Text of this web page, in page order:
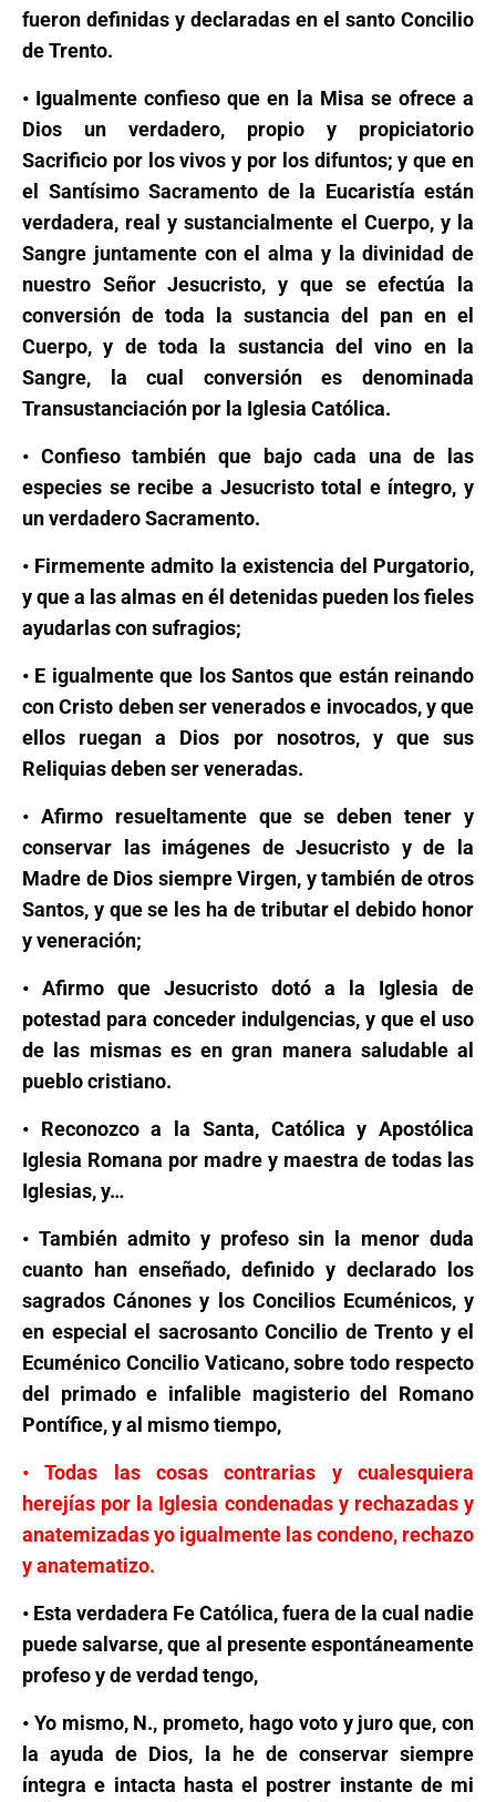
fueron definidas y declaradas en el santo Concilio
de Trento.
• Igualmente confieso que en la Misa se ofrece a
Dios un verdadero, propio y propiciatorio
Sacrificio por los vivos y por los difuntos; y que en
el Santísimo Sacramento de la Eucaristía están
verdadera, real y sustancialmente el Cuerpo, y la
Sangre juntamente con el alma y la divinidad de
nuestro Señor Jesucristo, y que se efectúa la
conversión de toda la sustancia del pan en el
Cuerpo, y de toda la sustancia del vino en la
Sangre, la cual conversión es denominada
Transustanciación por la Iglesia Católica.
• Confieso también que bajo cada una de las
especies se recibe a Jesucristo total e íntegro, y
un verdadero Sacramento.
• Firmemente admito la existencia del Purgatorio,
y que a las almas en él detenidas pueden los fieles
ayudarlas con sufragios;
• E igualmente que los Santos que están reinando
con Cristo deben ser venerados e invocados, y que
ellos ruegan a Dios por nosotros, y que sus
Reliquias deben ser veneradas.
• Afirmo resueltamente que se deben tener y
conservar las imágenes de Jesucristo y de la
Madre de Dios siempre Virgen, y también de otros
Santos, y que se les ha de tributar el debido honor
y veneración;
• Afirmo que Jesucristo dotó a la Iglesia de
potestad para conceder indulgencias, y que el uso
de las mismas es en gran manera saludable al
pueblo cristiano.
• Reconozco a la Santa, Católica y Apostólica
Iglesia Romana por madre y maestra de todas las
Iglesias, y…
• También admito y profeso sin la menor duda
cuanto han enseñado, definido y declarado los
sagrados Cánones y los Concilios Ecuménicos, y
en especial el sacrosanto Concilio de Trento y el
Ecuménico Concilio Vaticano, sobre todo respecto
del primado e infalible magisterio del Romano
Pontífice, y al mismo tiempo,
• Todas las cosas contrarias y cualesquiera
herejías por la Iglesia condenadas y rechazadas y
anatemizadas yo igualmente las condeno, rechazo
y anatematizo.
• Esta verdadera Fe Católica, fuera de la cual nadie
puede salvarse, que al presente espontáneamente
profeso y de verdad tengo,
• Yo mismo, N., prometo, hago voto y juro que, con
la ayuda de Dios, la he de conservar siempre
íntegra e intacta hasta el postrer instante de mi